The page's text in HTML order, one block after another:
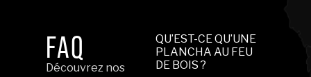
FAQ
Découvrez nos
QU’EST-CE QU’UNE
PLANCHA AU FEU
DE BOIS ?